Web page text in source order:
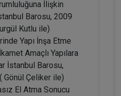
Sepete Ekle
Enstitüsü
İlişkin
Barosu, 2009
Kutlu ile)
Yapı İnşa Etme
Amaçlı Yapılara
İstanbul Barosu,
Gönül Çeliker ile)
El Atma Sonucu